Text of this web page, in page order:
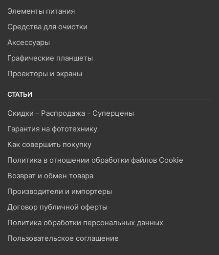
Элементы питания
Средства для очистки
Аксессуары
Графические планшеты
Проекторы и экраны
СТАТЬИ
Скидки - Распродажа - Суперцены
Гарантия на фототехнику
Как совершить покупку
Политика в отношении обработки файлов Cookie
Возврат и обмен товара
Производители и импортеры
Договор публичной оферты
Политика обработки персональных данных
Пользовательское соглашение